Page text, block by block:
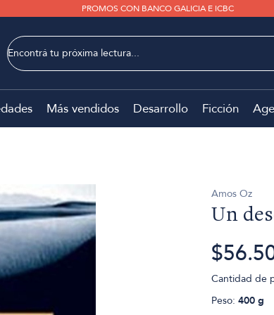
PROMOS CON BANCO GALICIA E ICBC
Más vendidos Desarrollo Ficción
Amos Oz
Un
Cantidad de
Peso: 400 g